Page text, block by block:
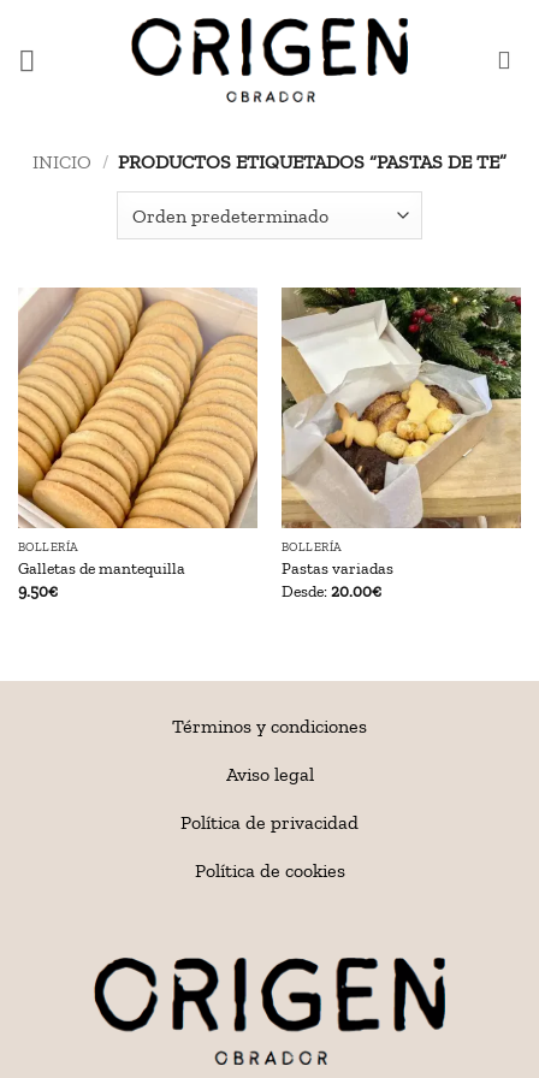
contenido
INICIO / PRODUCTOS ETIQUETADOS “PASTAS DE TE”
BOLLERÍA
Galletas de mantequilla
9.50€
BOLLERÍA
Pastas variadas
Desde:20.00€
Términos y condiciones
Aviso legal
Política de privacidad
Política de cookies